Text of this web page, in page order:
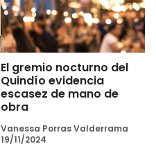
El gremio nocturno del
Quindío evidencia
escasez de mano de
obra
Vanessa Porras Valderrama
19/11/2024